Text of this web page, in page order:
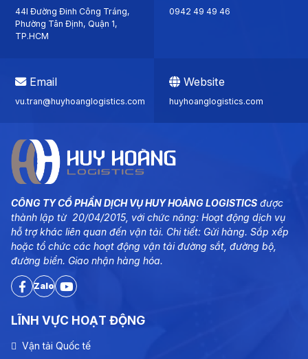
44I Đường Đinh Công Tráng,
Phường Tân Định, Quận 1,
TP.HCM
0942 49 49 46
Email
vu.tran@huyhoanglogistics.com
Website
huyhoanglogistics.com
CÔNG TY CỔ PHẦN DỊCH VỤ HUY HOÀNG LOGISTICS được
thành lập từ 20/04/2015, với chức năng: Hoạt động dịch vụ
hỗ trợ khác liên quan đến vận tải. Chi tiết: Gửi hàng. Sắp xếp
hoặc tổ chức các hoạt động vận tải đường sắt, đường bộ,
đường biển. Giao nhận hàng hóa.
Zalo
LĨNH VỰC HOẠT ĐỘNG
Vận tải Quốc tế